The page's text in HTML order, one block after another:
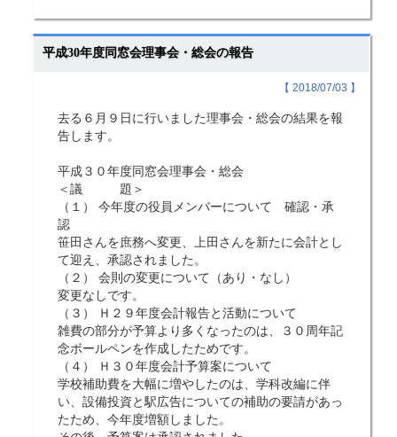
平成30年度同窓会理事会・総会の報告
【 2018/07/03 】
去る６月９日に行いました理事会・総会の結果を報
告します。
平成３０年度同窓会理事会・総会
＜議 題＞
（１） 今年度の役員メンバーについて 確認・承
認
笹田さんを庶務へ変更、上田さんを新たに会計とし
て迎え、承認されました。
（２） 会則の変更について（あり・なし）
変更なしです。
（３） Ｈ２９年度会計報告と活動について
雑費の部分が予算より多くなったのは、３０周年記
念ボールペンを作成したためです。
（４） Ｈ３０年度会計予算案について
学校補助費を大幅に増やしたのは、学科改編に伴
い、設備投資と駅広告についての補助の要請があっ
たため、今年度増額しました。